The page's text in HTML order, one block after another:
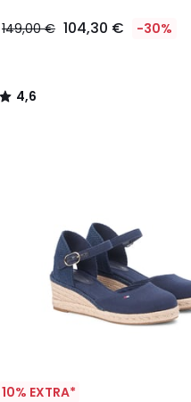
149,00 € 104,30 € -30%
4,6
/
10% EXTRA*